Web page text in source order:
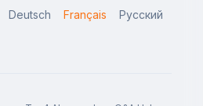
Deutsch Français
Русский